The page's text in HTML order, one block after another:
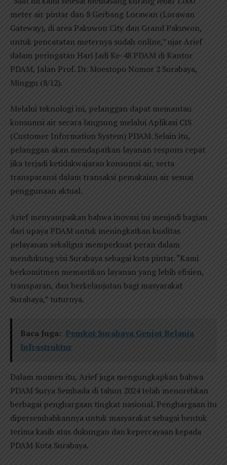
meter air pintar dan 8 Gerbang Lorawan (Lorawan
Gateway), di area Pakuwon City dan Grand Pakuwon,
untuk pencatatan meternya sudah online,” ujar Arief
dalam peringatan Hari Jadi Ke-48 PDAM di Kantor
PDAM, Jalan Prof. Dr. Moestopo Nomor 2 Surabaya,
Minggu (8/12).
Melalui teknologi ini, pelanggan dapat memantau
konsumsi air secara langsung melalui Aplikasi CIS
(Customer Information System) PDAM. Selain itu,
pelanggan akan mendapatkan layanan respons cepat
jika terjadi ketidakwajaran konsumsi air, serta
transparansi dalam transaksi pemakaian air sesuai
penggunaan aktual.
Arief menyampaikan bahwa inovasi ini menjadi bagian
dari upaya PDAM untuk meningkatkan kualitas
pelayanan sekaligus memperkuat peran dalam
mendukung visi Surabaya sebagai kota pintar. “Kami
berkomitmen memastikan layanan yang lebih efisien,
transparan, dan berkelanjutan bagi masyarakat
Surabaya,” tuturnya.
Baca Juga: Pemkot Surabaya Genjot Belanja
Infrastruktur
Dalam momen itu, Arief juga mengungkapkan bahwa
PDAM Surya Sembada di tahun 2024 telah menorehkan
berbagai penghargaan tingkat nasional. Penghargaan itu
dipersembahkannya untuk masyarakat sebagai bentuk
terima kasih atas dukungan dan kepercayaan kepada
PDAM Kota Surabaya.